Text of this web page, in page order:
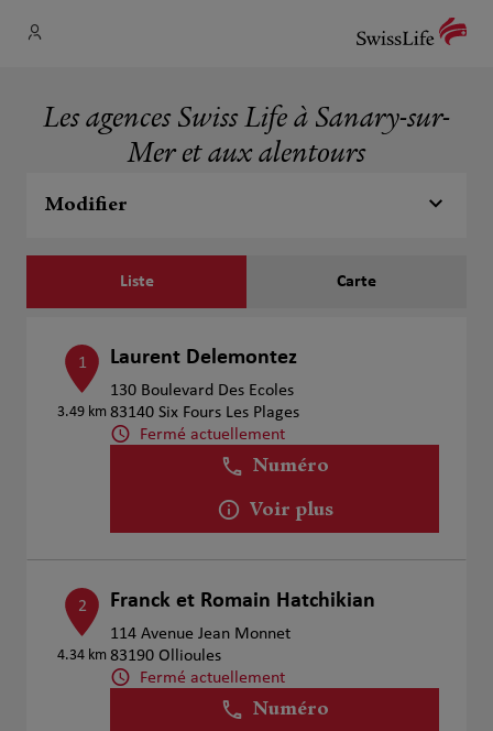
Les agences Swiss Life à Sanary-sur-
Mer et aux alentours
Modifier
Liste Carte
1
3.49 km
Laurent Delemontez
130 Boulevard Des Ecoles
83140 Six Fours Les Plages
Fermé actuellement
Numéro
Voir plus
2
4.34 km
Franck et Romain Hatchikian
114 Avenue Jean Monnet
83190 Ollioules
Fermé actuellement
Numéro